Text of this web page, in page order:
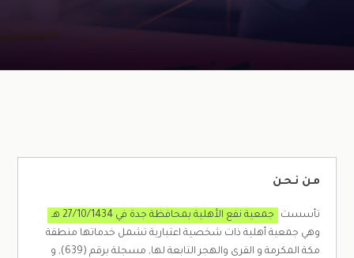
مـن نـحـن
تأسست
جمعية نفع الأهلية بمحافظة جدة في 27/10/1434 هـ
وهي جمعية أهلية ذات شخصية اعتبارية تشمل خدماتها منطقة
مكة المكرمة و القرى والهجر التابعة لها, مسجلة برقم (639), و